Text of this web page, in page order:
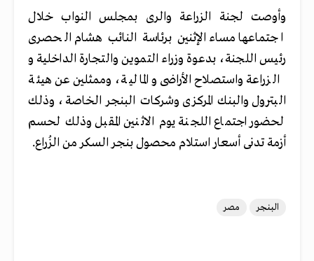
وأوصت لجنة الزراعة والرى بمجلس النواب خلال
اجتماعها مساء الإثنين برئاسة النائب هشام الحصرى
رئيس اللجنة، بدعوة وزراء التموين والتجارة الداخلية و
الزراعة واستصلاح الأراضى و المالية، وممثلين عن هيئة
البترول والبنك المركزى وشركات البنجر الخاصة، وذلك
لحضور اجتماع اللجنة يوم الاثنين المقبل وذلك لحسم
أزمة تدنى أسعار استلام محصول بنجر السكر من الزُراع.
البنجر مصر